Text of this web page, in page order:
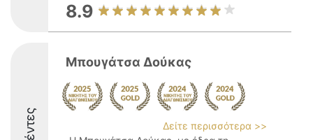
8.9
Μπουγάτσα Δούκας
Δείτε περισσότερα >>